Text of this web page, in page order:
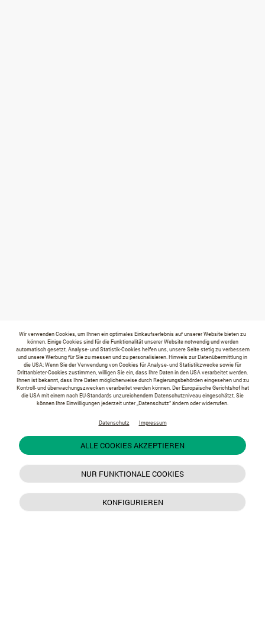
Wir verwenden Cookies, um Ihnen ein optimales Einkaufserlebnis auf unserer Website bieten zu
können. Einige Cookies sind für die Funktionalität unserer Website notwendig und werden
automatisch gesetzt. Analyse- und Statistik-Cookies helfen uns, unsere Seite stetig zu verbessern
und unsere Werbung für Sie zu messen und zu personalisieren. Hinweis zur Datenübermittlung in
die USA: Wenn Sie der Verwendung von Cookies für Analyse- und Statistikzwecke sowie für
Drittanbieter-Cookies zustimmen, willigen Sie ein, dass Ihre Daten in den USA verarbeitet werden.
Ihnen ist bekannt, dass Ihre Daten möglicherweise durch Regierungsbehörden eingesehen und zu
Kontroll- und überwachungszwecken verarbeitet werden können. Der Europäische Gerichtshof hat
die USA mit einem nach EU-Standards unzureichendem Datenschutzniveau eingeschätzt. Sie
können Ihre Einwilligungen jederzeit unter „Datenschutz“ ändern oder widerrufen.
Datenschutz Impressum
ALLE COOKIES AKZEPTIEREN
NUR FUNKTIONALE COOKIES
KONFIGURIEREN